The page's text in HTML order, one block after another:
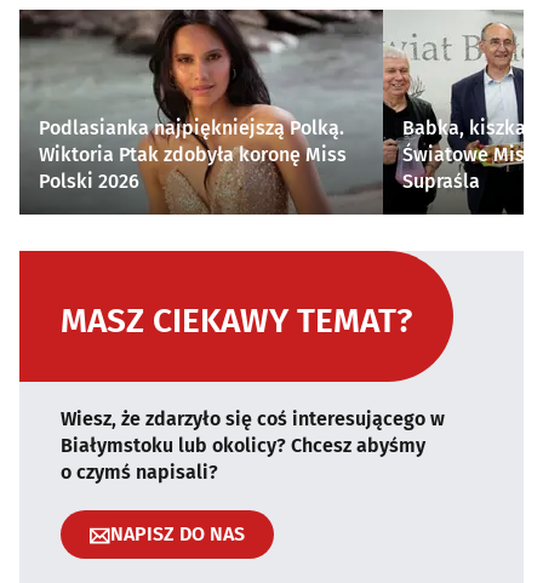
Podlasianka najpiękniejszą Polką.
Wiktoria Ptak zdobyła koronę Miss
Polski 2026
Babka, kiszka i
Światowe
Supraśla
MASZ CIEKAWY TEMAT?
Wiesz, że zdarzyło się coś interesującego w
Białymstoku lub okolicy? Chcesz abyśmy
o czymś napisali?
NAPISZ DO NAS